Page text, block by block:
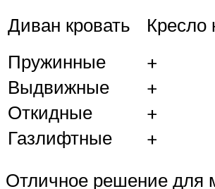
Диван кровать
Кресло
Пружинные
+
Выдвижные
+
Откидные
+
Газлифтные
+
Отличное решение для